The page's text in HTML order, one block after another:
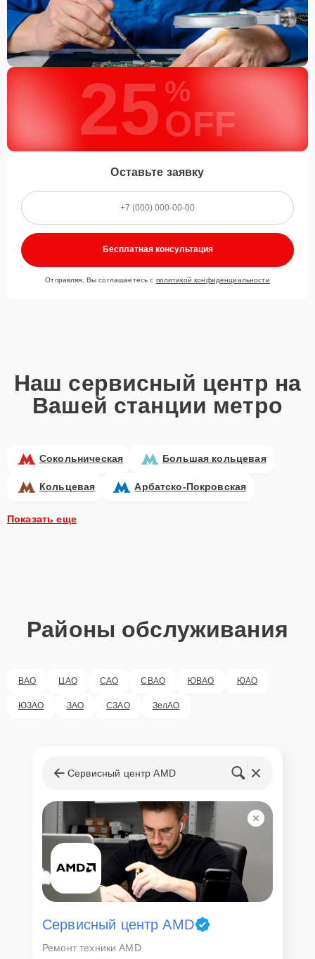
25 %
OFF
Оставьте заявку
Бесплатная консультация
Отправляя, Вы соглашаетесь с политикой конфиденциальности
Наш сервисный центр на
Вашей станции метро
Сокольническая Большая кольцевая
Кольцевая Арбатско-Покровская
Показать еще
Районы обслуживания
ВАО ЦАО САО СВАО ЮВАО ЮАО
ЮЗАО ЗАО СЗАО ЗелАО
Сервисный центр AMD
Сервисный центр AMD
Ремонт техники AMD